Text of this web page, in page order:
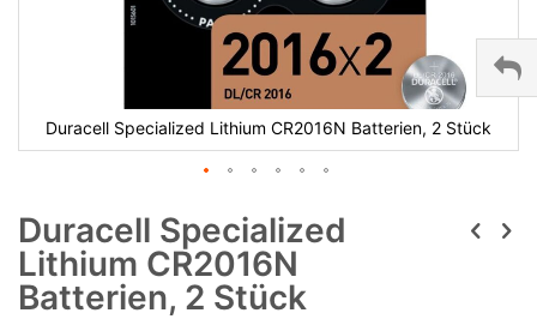
Duracell Specialized Lithium CR2016N Batterien, 2 Stück
Duracell Specialized
Lithium CR2016N
Batterien, 2 Stück